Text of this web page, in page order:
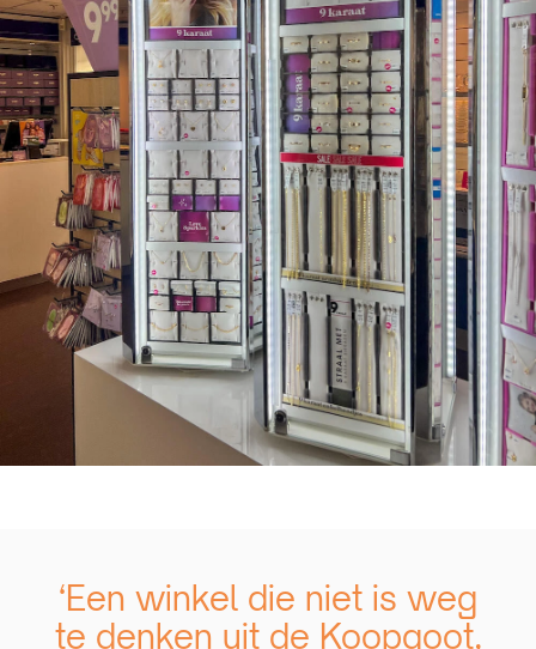
‘Een winkel die niet is weg
te denken uit de Koopgoot,